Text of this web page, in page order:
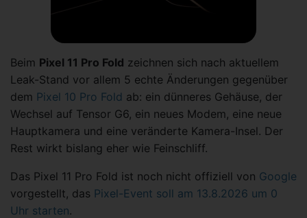
Beim Pixel 11 Pro Fold zeichnen sich nach aktuellem
Leak-Stand vor allem 5 echte Änderungen gegenüber
dem Pixel 10 Pro Fold ab: ein dünneres Gehäuse, der
Wechsel auf Tensor G6, ein neues Modem, eine neue
Hauptkamera und eine veränderte Kamera-Insel. Der
Rest wirkt bislang eher wie Feinschliff.
Das Pixel 11 Pro Fold ist noch nicht offiziell von Google
vorgestellt, das Pixel-Event soll am 13.8.2026 um 0
Uhr starten.